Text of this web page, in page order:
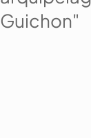
Guichon"